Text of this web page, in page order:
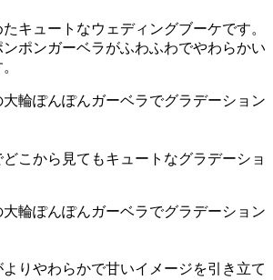
キュートなウェディングブーケです。
ポンガーベラがふわふわでやわらかい
こから見てもキュートなグラデーショ
りやわらかで甘いイメージを引き立て